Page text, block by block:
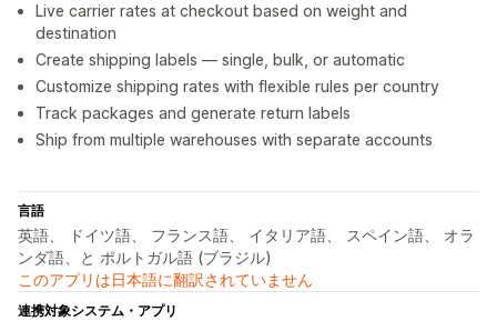
Live carrier rates at checkout based on weight and
destination
Create shipping labels — single, bulk, or automatic
Customize shipping rates with flexible rules per country
Track packages and generate return labels
Ship from multiple warehouses with separate accounts
言語
英語、 ドイツ語、 フランス語、 イタリア語、 スペイン語、 オラ
ンダ語、と ポルトガル語 (ブラジル)
このアプリは日本語に翻訳されていません
連携対象システム・アプリ